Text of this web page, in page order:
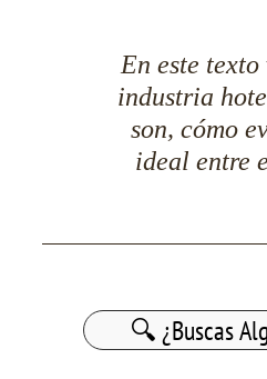
En este
industria
son, cómo
ideal entre
Buscar: